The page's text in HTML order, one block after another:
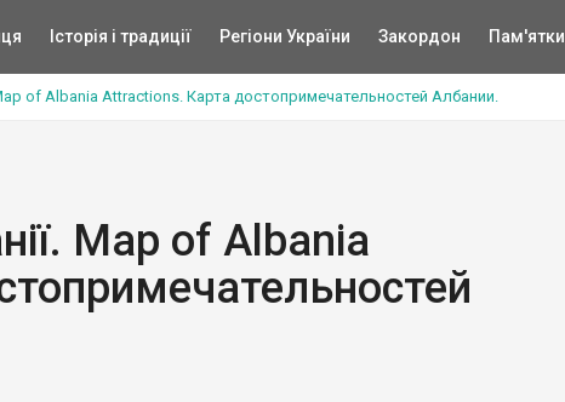
Історія і традиції Регіони України Закордон Пам'ятки
of Albania Attractions. Карта достопримечательностей Албании.
Map of Albania